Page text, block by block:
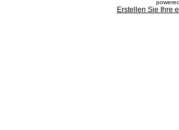
Erstellen Sie Ihre